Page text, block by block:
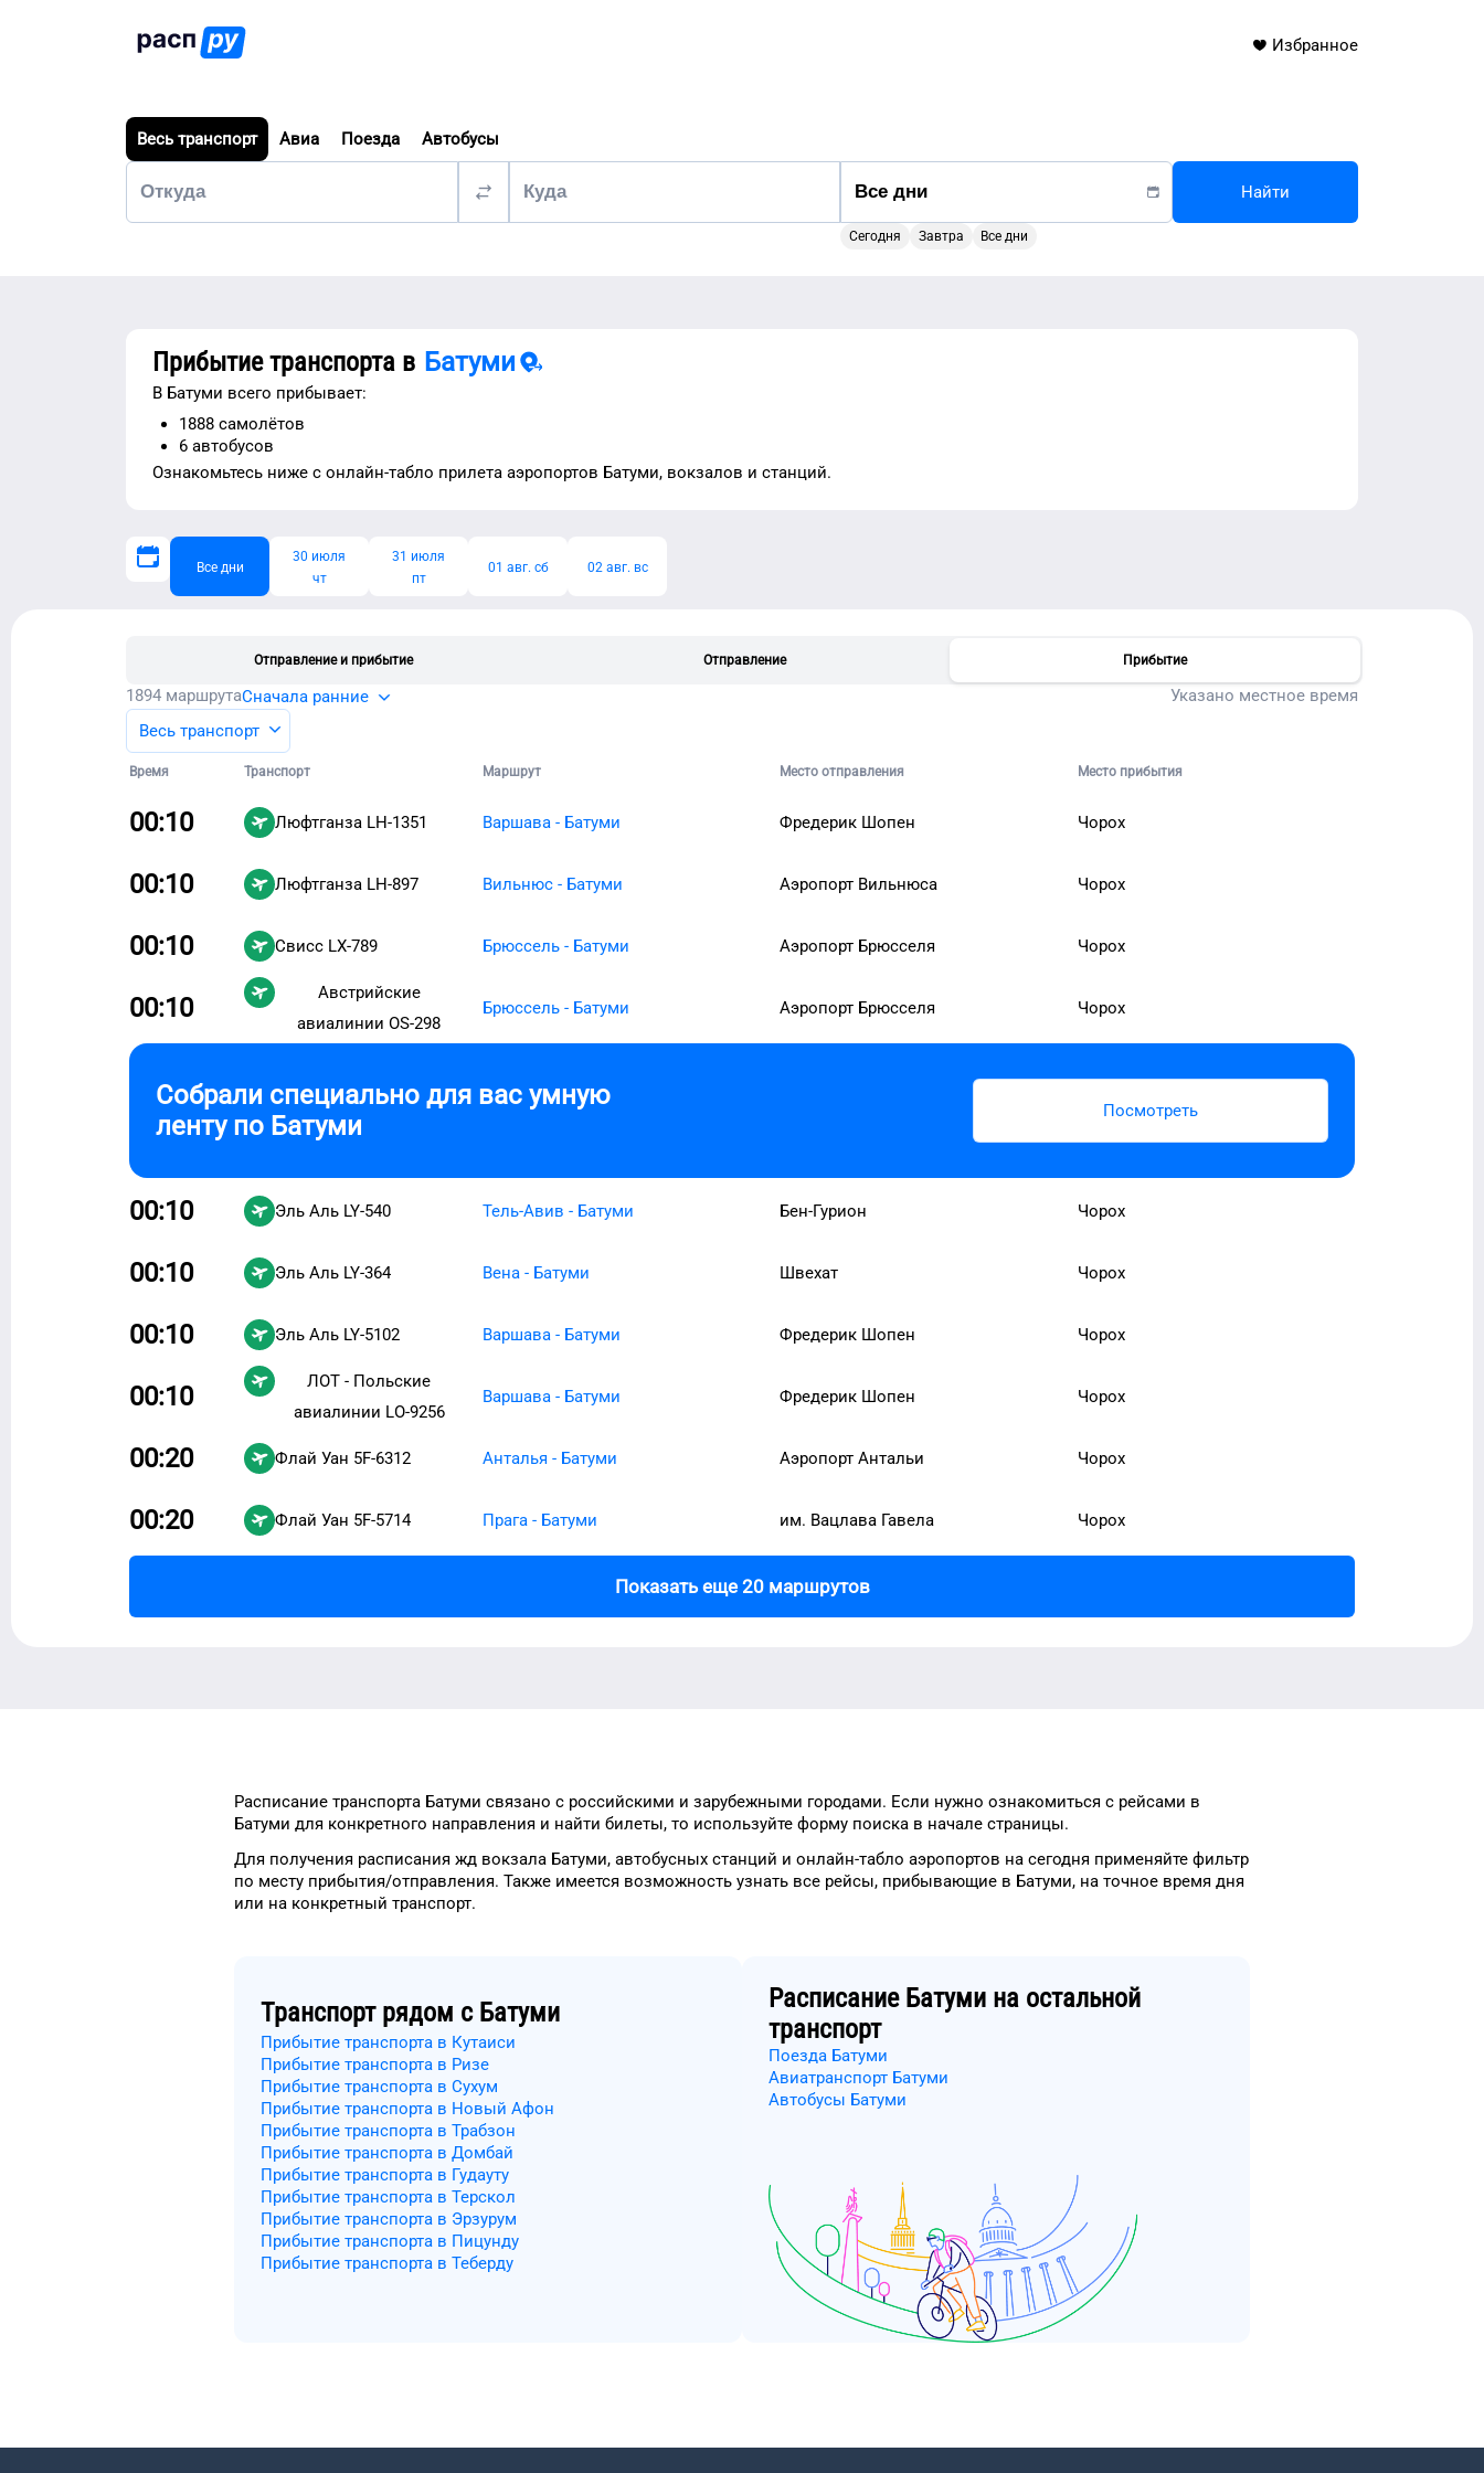
Избранное
Весь транспорт Авиа Поезда Автобусы
Сегодня Завтра Все дни
Найти
Прибытие транспорта в Батуми
В Батуми всего прибывает:
1888 самолётов
6 автобусов
Ознакомьтесь ниже с онлайн-табло прилета аэропортов Батуми, вокзалов и станций.
Все дни
30 июля
чт
31 июля
пт
01 авг. сб 02 авг. вс
Отправление и прибытие Отправление Прибытие
1894 маршрутаСначала ранние
Указано местное время
Весь транспорт
Время Транспорт Маршрут Место отправления Место прибытия
00:10 Люфтганза LH-1351 Варшава - Батуми Фредерик Шопен Чорох
00:10 Люфтганза LH-897 Вильнюс - Батуми Аэропорт Вильнюса Чорох
00:10 Свисс LX-789 Брюссель - Батуми Аэропорт Брюсселя Чорох
00:10
Австрийские
авиалинии OS-298
Брюссель - Батуми Аэропорт Брюсселя Чорох
Собрали специально для вас умную
ленту по Батуми Посмотреть
00:10 Эль Аль LY-540 Тель-Авив - Батуми Бен-Гурион Чорох
00:10 Эль Аль LY-364 Вена - Батуми Швехат Чорох
00:10 Эль Аль LY-5102 Варшава - Батуми Фредерик Шопен Чорох
00:10
ЛОТ - Польские
авиалинии LO-9256
Варшава - Батуми Фредерик Шопен Чорох
00:20 Флай Уан 5F-6312 Анталья - Батуми Аэропорт Антальи Чорох
00:20 Флай Уан 5F-5714 Прага - Батуми им. Вацлава Гавела Чорох
Показать еще 20 маршрутов
Расписание транспорта Батуми связано с российскими и зарубежными городами. Если нужно ознакомиться с рейсами в
Батуми для конкретного направления и найти билеты, то используйте форму поиска в начале страницы.
Для получения расписания жд вокзала Батуми, автобусных станций и онлайн-табло аэропортов на сегодня применяйте фильтр
по месту прибытия/отправления. Также имеется возможность узнать все рейсы, прибывающие в Батуми, на точное время дня
или на конкретный транспорт.
Транспорт рядом с Батуми
Прибытие транспорта в Кутаиси
Прибытие транспорта в Ризе
Прибытие транспорта в Сухум
Прибытие транспорта в Новый Афон
Прибытие транспорта в Трабзон
Прибытие транспорта в Домбай
Прибытие транспорта в Гудауту
Прибытие транспорта в Терскол
Прибытие транспорта в Эрзурум
Прибытие транспорта в Пицунду
Прибытие транспорта в Теберду
Расписание Батуми на остальной
транспорт
Поезда Батуми
Авиатранспорт Батуми
Автобусы Батуми